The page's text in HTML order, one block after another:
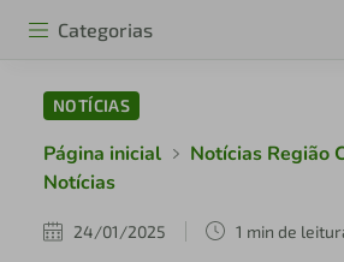
Categorias
NOTÍCIAS
Página inicial
Notícias Região
Notícias
24/01/2025 1 min de